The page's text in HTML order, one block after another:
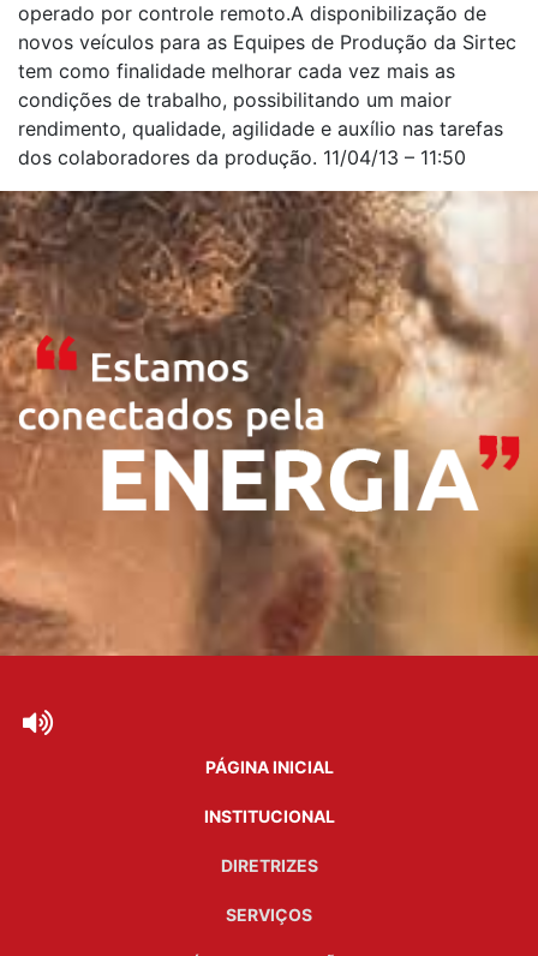
operado por controle remoto.A disponibilização de
novos veículos para as Equipes de Produção da Sirtec
tem como finalidade melhorar cada vez mais as
condições de trabalho, possibilitando um maior
rendimento, qualidade, agilidade e auxílio nas tarefas
dos colaboradores da produção. 11/04/13 – 11:50
PÁGINA INICIAL
INSTITUCIONAL
DIRETRIZES
SERVIÇOS